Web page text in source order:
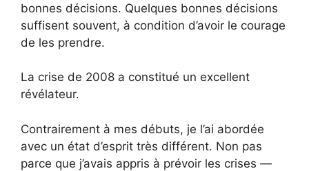
bonnes décisions. Quelques bonnes décisions
suffisent souvent, à condition d’avoir le courage
de les prendre.
La crise de 2008 a constitué un excellent
révélateur.
Contrairement à mes débuts, je l’ai abordée
avec un état d’esprit très différent. Non pas
parce que j’avais appris à prévoir les crises —